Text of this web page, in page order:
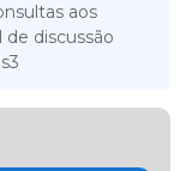
aos
discussão